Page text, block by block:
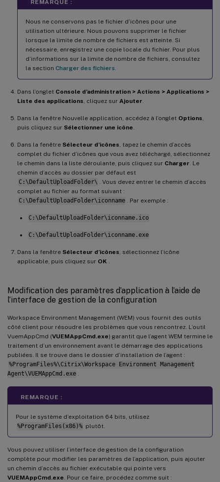
REMARQUE :
Nous ne conservons pas le fichier d’icônes pour une
utilisation ultérieure. Nous pouvons supprimer le fichier
lorsque la limite de nombre de fichiers est atteinte. Si
nécessaire, enregistrez une copie locale du fichier. Pour plus
d’informations sur la limite de nombre de fichiers, consultez
la section Charger des fichiers.
Dans l’onglet Console d’administration > Actions > Applications >
Liste des applications, cliquez sur Ajouter.
Dans la fenêtre Nouvelle application, accédez à l’onglet Options,
puis cliquez sur Sélectionner une icône.
Dans la fenêtre Sélecteur d’icônes, tapez le chemin d’accès
complet du fichier d’icônes que vous avez téléchargé, sélectionnez
le chemin dans la liste déroulante, puis cliquez sur Charger. Le
chemin d’accès au dossier par défaut est
C:\DefaultUploadFolder\ . Vous devez entrer le chemin d’accès
complet au fichier au format suivant :
C:\DefaultUploadFolder\iconname . Par exemple :
C:\DefaultUploadFolder\iconname.ico
C:\DefaultUploadFolder\iconname.exe
Dans la fenêtre Sélecteur d’icônes, sélectionnez l’icône
applicable, puis cliquez sur OK .
Modification des paramètres d’application à l’aide de
l’interface de gestion de la configuration
Workspace Environment Management (WEM) vous fournit des outils
côté client pour résoudre les problèmes que vous rencontrez. L’outil
VuemAppCmd (VUEMAppCmd.exe) garantit que l’agent WEM termine le
traitement d’un environnement avant le démarrage des applications
publiées. Il se trouve dans le dossier d’installation de l’agent :
%ProgramFiles%\Citrix\Workspace Environment Management
Agent\VUEMAppCmd.exe .
REMARQUE :
Pour le système d’exploitation 64 bits, utilisez
%ProgramFiles(x86)% plutôt.
Vous pouvez utiliser l’interface de gestion de la configuration
complète pour modifier les paramètres de l’application, puis ajouter
un chemin d’accès au fichier exécutable qui pointe vers
VUEMAppCmd.exe. Pour ce faire, procédez comme suit :